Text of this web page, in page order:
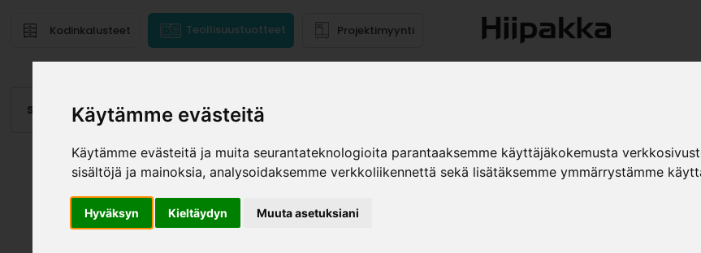
Käytämme evästeitä
Käytämme evästeitä ja muita seurantateknologioita parantaaksemme käyttäjäkokemusta
sisältöjä ja mainoksia, analysoidaksemme verkkoliikennettä sekä lisätäksemme ymmärrystämme
Hyväksyn Kieltäydyn Muuta asetuksiani
Kodinkalusteet Teollisuustuotteet Projektimyynti
Saranat Laatikot, kiskot Vetimet
LUKKO